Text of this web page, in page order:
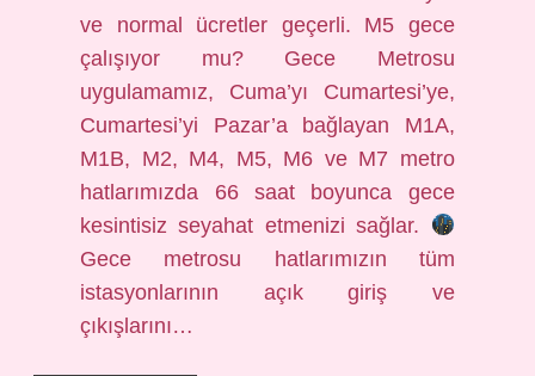
ve normal ücretler geçerli. M5 gece
çalışıyor mu? Gece Metrosu
uygulamamız, Cuma’yı Cumartesi’ye,
Cumartesi’yi Pazar’a bağlayan M1A,
M1B, M2, M4, M5, M6 ve M7 metro
hatlarımızda 66 saat boyunca gece
kesintisiz seyahat etmenizi sağlar.
Gece metrosu hatlarımızın tüm
istasyonlarının açık giriş ve
çıkışlarını…